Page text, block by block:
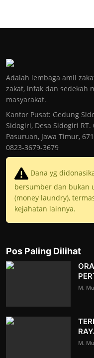
Adalah lembaga amil
zakat, infak dan sedekah
masyarakat.
Kantor Pusat: Gedung
Sidogiri, Desa Sidogiri RT.
Pasuruan, Jawa Timur,
0823-3679-3679
Dana yg
bersumber dan bukan
(money laundry),
kejahatan lainnya.
Pos Paling Dilihat
M.
M.